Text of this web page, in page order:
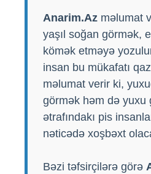
Anarim.Az məlumat
yaşıl soğan görmək,
kömək etməyə
insan bu mükafatı
məlumat verir ki,
görmək həm də yuxu
ətrafındakı pis
nəticədə xoşbəxt
Bəzi təfsirçilərə görə